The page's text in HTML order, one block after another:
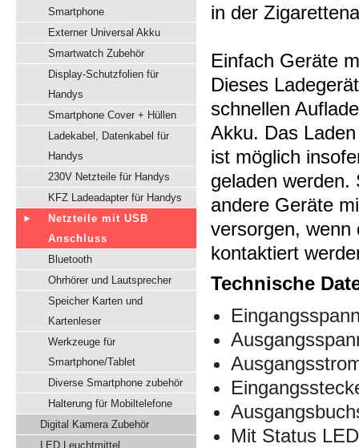
Smartphone
Externer Universal Akku
Smartwatch Zubehör
Display-Schutzfolien für
Handys
Smartphone Cover + Hüllen
Ladekabel, Datenkabel für
Handys
230V Netzteile für Handys
KFZ Ladeadapter für Handys
Netzteile mit USB
Anschluss
Bluetooth
Ohrhörer und Lautsprecher
Speicher Karten und
Kartenleser
Werkzeuge für
Smartphone/Tablet
Diverse Smartphone zubehör
Halterung für Mobiltelefone
Digital Kamera Zubehör
LED Leuchtmittel
in der
Einfach Geräte
Dieses
schnellen
Akku. Das
ist möglich
geladen werden.
andere Geräte
versorgen, wenn
kontaktiert
Technische
Mit Status LED